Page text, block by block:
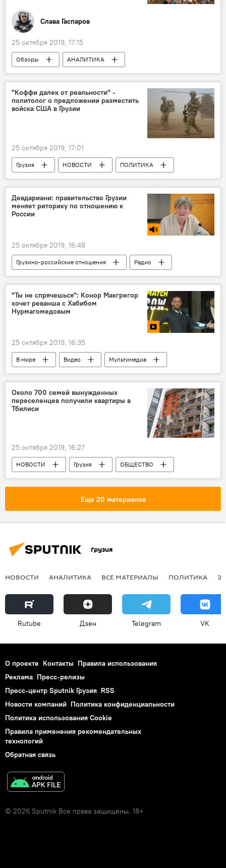
Слава Гаспаров
25 октября 2019, 17:15
Обзоры
АНАЛИТИКА
Колумнисты
СПОРТ
В мире
Кубок мира по регби 2019
"Коффи далек от реальности" -
политолог о предложении разместить
войска США в Грузии
25 октября 2019, 17:01
Грузия НОВОСТИ
ПОЛИТИКА
США
Девдариани: правительство Грузии
меняет риторику по отношению к
России
25 октября 2019, 16:48
Грузино-российские отношения
Радио
Грузия
ПОЛИТИКА
Россия
Григол Лилуашвили
СГБ
Нана Девдариани
"Ты не спрячешься": Конор Макгрегор
хочет реванша с Хабибом
Нурмагомедовым
25 октября 2019, 16:35
В мире Видео
Мультимедиа
СПОРТ
бои без правил спорт
Около 700 семей вынужденных
переселенцев получили квартиры в
Тбилиси
25 октября 2019, 16:27
НОВОСТИ Грузия
ОБЩЕСТВО
Вынужденные переселенцы
Тбилиси
Еще 20 материалов
Грузия
НОВОСТИ АНАЛИТИКА ВСЕ МАТЕРИАЛЫ ПОЛИТИКА
Rutube Дзен Telegram VK
О проекте Контакты Правила использования
Реклама Пресс-релизы
Пресс-центр Sputnik Грузия RSS
Новости компаний Политика конфиденциальности
Политика использования Cookie
Правила применения рекомендательных
технологий
Обратная связь
© 2026 Sputnik Все права защищены. 18+